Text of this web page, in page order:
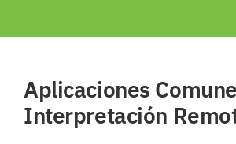
Aplicaciones
Interpretación